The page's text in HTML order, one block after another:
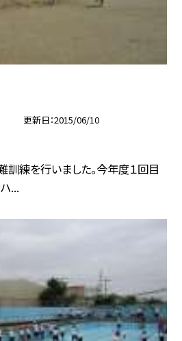
更新日 2015/06/10
難訓練を行いました。今年度１回目
...